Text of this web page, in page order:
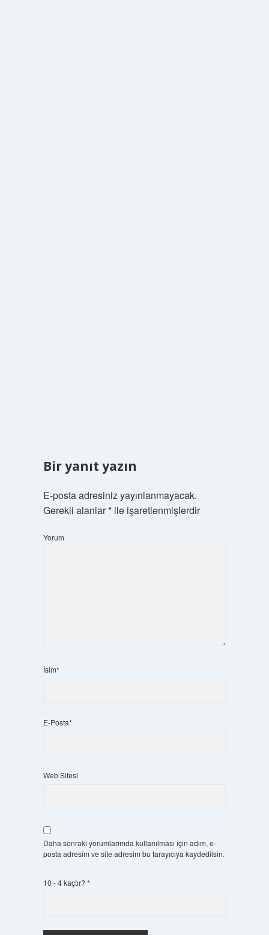
Bir yanıt yazın
E-posta adresiniz yayınlanmayacak.
Gerekli alanlar*ile işaretlenmişlerdir
Yorum
İsim*
E-Posta*
Web Sitesi
Daha sonraki yorumlarımda kullanılması için adım, e-
posta adresim ve site adresim bu tarayıcıya kaydedilsin.
10 - 4 kaçtır? *